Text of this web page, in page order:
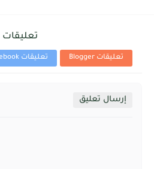
تعليقات
تعليقات Blogger تعليقات Facebook
إرسال تعليق